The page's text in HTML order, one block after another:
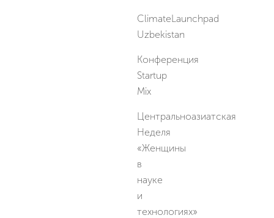
ClimateLaunchpad
Uzbekistan
Конференция
Startup
Mix
Центральноазиатская
Неделя
«Женщины
в
науке
и
технологиях»